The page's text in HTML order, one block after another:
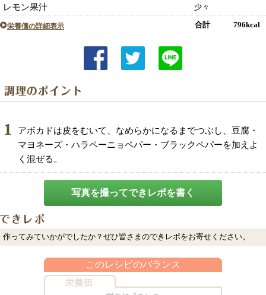
レモン果汁 少々
栄養価の詳細表示 合計 796kcal
1
アボカドは皮をむいて、なめらかになるまでつぶし、豆腐・
マヨネーズ・ハラペーニョペパー・ブラックペパーを加えよ
く混ぜる。
写真を撮ってできレポを書く
作ってみていかがでしたか？ぜひ皆さまのできレポをお寄せください。
このレシピのバランス